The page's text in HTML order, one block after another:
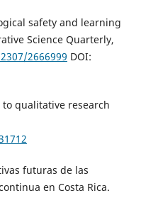
safety and learning
Science Quarterly,
2666999 DOI:
to qualitative research
futuras de las
en Costa Rica.